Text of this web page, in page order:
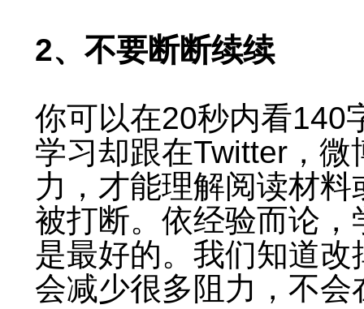
2、不要断断续续
你可以在20秒内看140
学习却跟在Twitter，
力，才能理解阅读材
被打断。依经验而论
是最好的。我们知道
会减少很多阻力，不